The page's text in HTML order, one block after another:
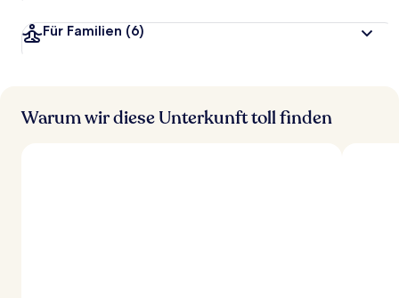
Für Familien (6)
Warum wir diese Unterkunft toll finden